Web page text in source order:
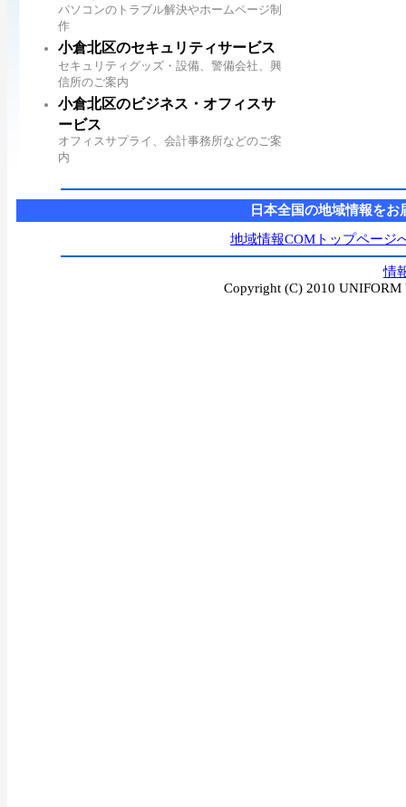
パソコンのトラブル解決やホームページ制
作
小倉北区のセキュリティサービス
セキュリティグッズ・設備、警備会社、興
信所のご案内
小倉北区のビジネス・オフィスサ
ービス
オフィスサプライ、会計事務所などのご案
内
日本全国の地域情報をお
地域情報COMトップページ
情
Copyright (C) 2010